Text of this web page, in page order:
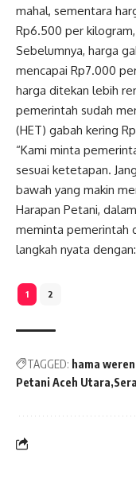
mahal, sementara
Rp6.500 per
Sebelumnya, harga
mencapai Rp7.000
harga ditekan lebih
pemerintah sudah
(HET) gabah kering
“Kami minta
sesuai ketetapan.
bawah yang makin
Harapan Petani,
meminta pemerintah
langkah nyata dengan:
1 2
TAGGED: hama
Petani Aceh Utara